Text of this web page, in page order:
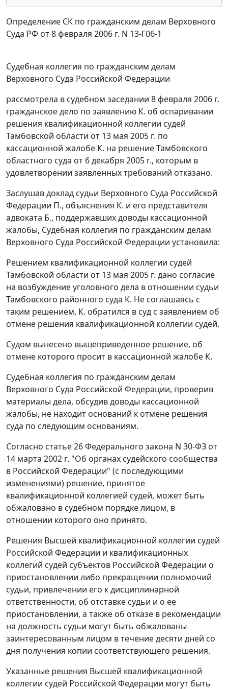
Определение СК по гражданским делам Верховного
Суда РФ от 8 февраля 2006 г. N 13-Г06-1
Судебная коллегия по гражданским делам
Верховного Суда Российской Федерации
рассмотрела в судебном заседании 8 февраля 2006 г.
гражданское дело по заявлению К. об оспаривании
решения квалификационной коллегии судей
Тамбовской области от 13 мая 2005 г. по
кассационной жалобе К. на решение Тамбовского
областного суда от 6 декабря 2005 г., которым в
удовлетворении заявленных требований отказано.
Заслушав доклад судьи Верховного Суда Российской
Федерации П., объяснения К. и его представителя
адвоката Б., поддержавших доводы кассационной
жалобы, Судебная коллегия по гражданским делам
Верховного Суда Российской Федерации установила:
Решением квалификационной коллегии судей
Тамбовской области от 13 мая 2005 г. дано согласие
на возбуждение уголовного дела в отношении судьи
Тамбовского районного суда К. Не соглашаясь с
таким решением, К. обратился в суд с заявлением об
отмене решения квалификационной коллегии судей.
Судом вынесено вышеприведенное решение, об
отмене которого просит в кассационной жалобе К.
Судебная коллегия по гражданским делам
Верховного Суда Российской Федерации, проверив
материалы дела, обсудив доводы кассационной
жалобы, не находит оснований к отмене решения
суда по следующим основаниям.
Согласно статье 26Федерального закона N 30-ФЗ от
14 марта 2002 г. "Об органах судейского сообщества
в Российской Федерации" (с последующими
изменениями) решение, принятое
квалификационной коллегией судей, может быть
обжаловано в судебном порядке лицом, в
отношении которого оно принято.
Решения Высшей квалификационной коллегии судей
Российской Федерации и квалификационных
коллегий судей субъектов Российской Федерации о
приостановлении либо прекращении полномочий
судьи, привлечении его к дисциплинарной
ответственности, об отставке судьи и о ее
приостановлении, а также об отказе в рекомендации
на должность судьи могут быть обжалованы
заинтересованным лицом в течение десяти дней со
дня получения копии соответствующего решения.
Указанные решения Высшей квалификационной
коллегии судей Российской Федерации могут быть